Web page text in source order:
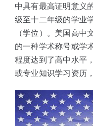
中具有最高证明意义
级至十二年级的学业
（学位）。美国高
的一种学术称号或学
程度达到了高中水平
或专业知识学习资历